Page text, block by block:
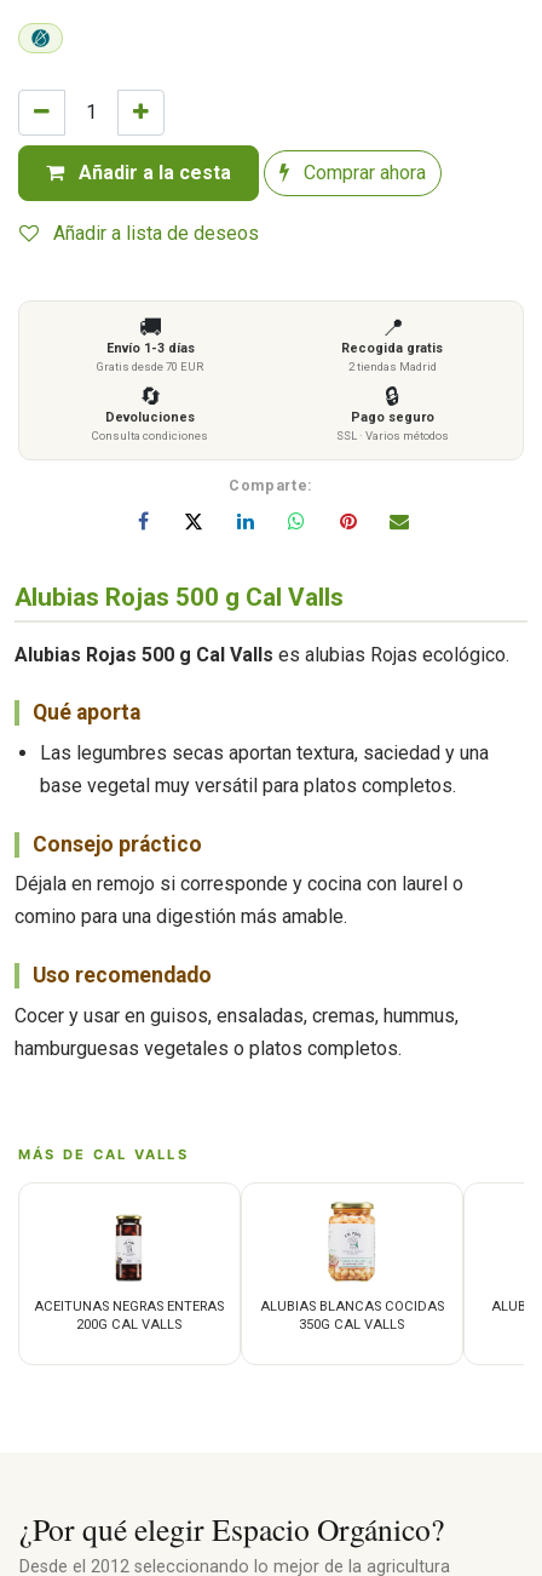
Añadir a la cesta Comprar ahora
Añadir a lista de deseos
🚚
Envío 1-3 días
Gratis desde 70 EUR
📍
Recogida gratis
2 tiendas Madrid
🔄
Devoluciones
Consulta condiciones
🔒
Pago seguro
SSL · Varios métodos
Comparte:
Alubias Rojas 500 g Cal Valls
Alubias Rojas 500 g Cal Valls es alubias Rojas ecológico.
Qué aporta
Las legumbres secas aportan textura, saciedad y una
base vegetal muy versátil para platos completos.
Consejo práctico
Déjala en remojo si corresponde y cocina con laurel o
comino para una digestión más amable.
Uso recomendado
Cocer y usar en guisos, ensaladas, cremas, hummus,
hamburguesas vegetales o platos completos.
MÁS DE CAL VALLS
ACEITUNAS NEGRAS ENTERAS
200G CAL VALLS
ALUBIAS BLANCAS COCIDAS
350G CAL VALLS
¿Por qué elegir Espacio Orgánico?
Desde el 2012 seleccionando lo mejor de la agricultura